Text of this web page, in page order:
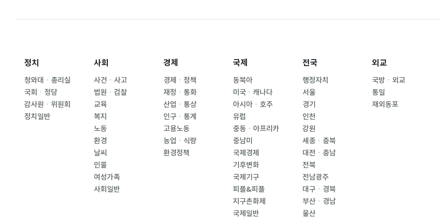
정치
청와대ㆍ총리실
국회ㆍ정당
감사원ㆍ위원회
정치일반
사회
사건ㆍ사고
법원ㆍ검찰
교육
복지
노동
환경
날씨
인물
여성가족
사회일반
경제
경제ㆍ정책
재정ㆍ통화
산업ㆍ통상
인구ㆍ통계
고용노동
농업ㆍ식량
환경정책
국제
동북아
미국ㆍ캐나다
아시아ㆍ호주
유럽
중동ㆍ아프리카
중남미
국제경제
기후변화
국제기구
피플&피플
지구촌화제
국제일반
전국
행정자치
서울
경기
인천
강원
세종ㆍ충북
대전ㆍ충남
전북
전남광주
대구ㆍ경북
부산ㆍ경남
울산
외교
국방ㆍ외교
통일
재외동포